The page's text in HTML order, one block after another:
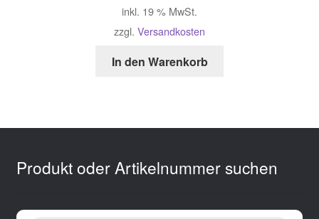
inkl. 19 % MwSt.
zzgl. Versandkosten
In den Warenkorb
Produkt oder Artikelnummer suchen